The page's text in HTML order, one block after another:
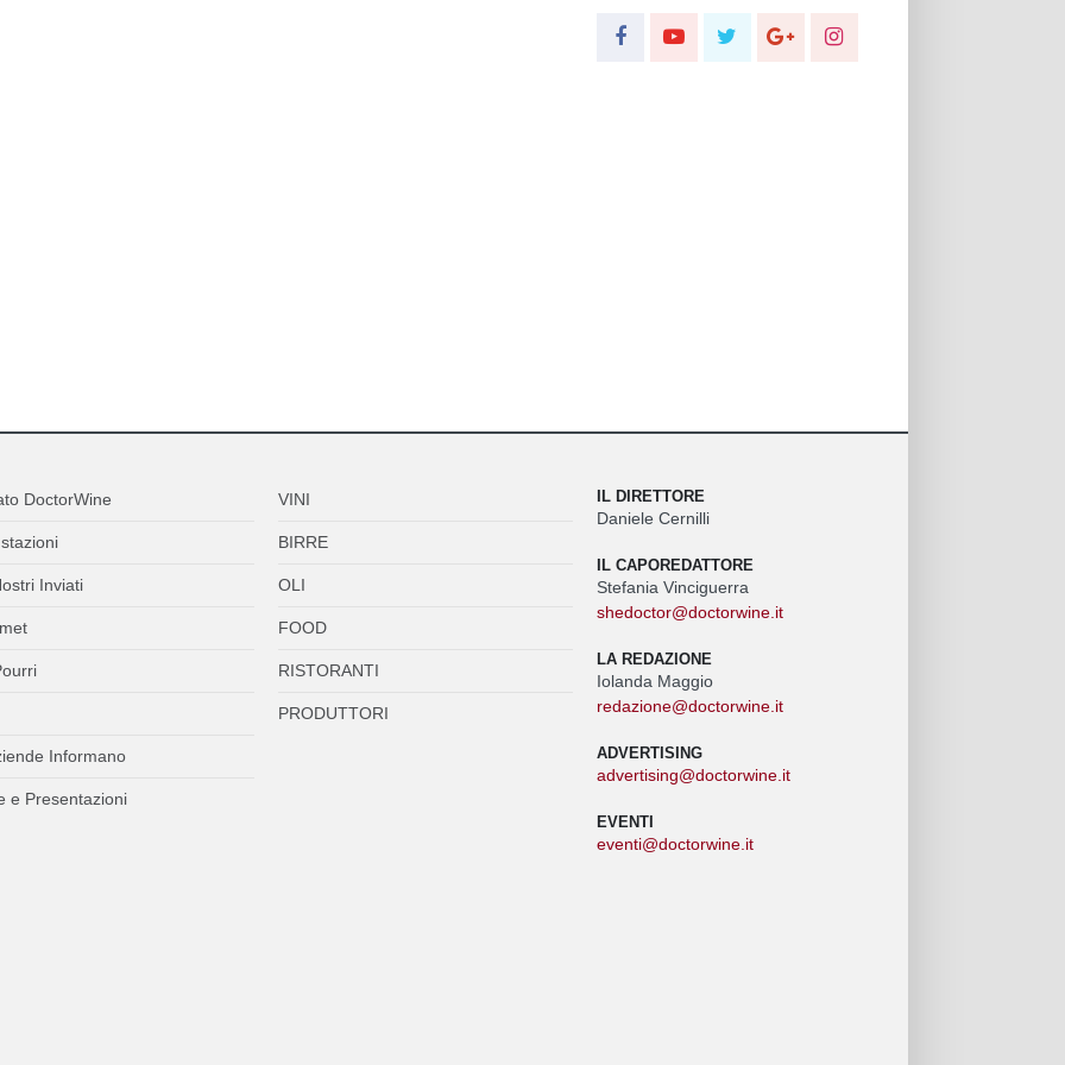
DoctorWine
Inviati
Informano
e Presentazioni
VINI
BIRRE
OLI
FOOD
RISTORANTI
PRODUTTORI
IL DIRETTORE
Daniele Cernilli
IL CAPOREDATTORE
Stefania Vinciguerra
shedoctor@doctorwine.it
LA REDAZIONE
Iolanda Maggio
redazione@doctorwine.it
ADVERTISING
advertising@doctorwine.it
EVENTI
eventi@doctorwine.it